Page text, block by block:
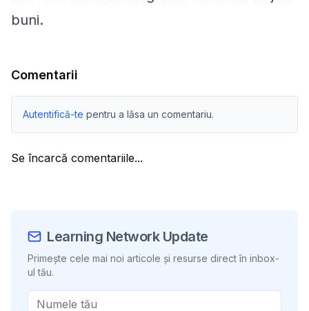
buni.
Comentarii
Autentifică-te pentru a lăsa un comentariu.
Se încarcă comentariile...
Learning Network Update
Primește cele mai noi articole și resurse direct în inbox-
ul tău.